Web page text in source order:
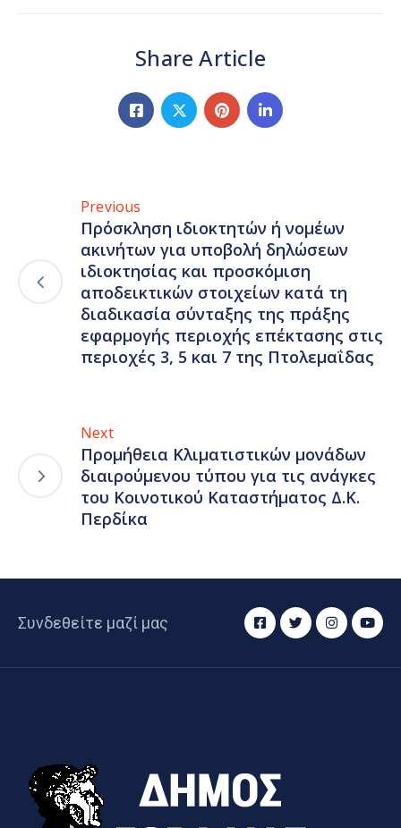
Share Article
Previous
Πρόσκληση ιδιοκτητών ή νομέων
ακινήτων για υποβολή δηλώσεων
ιδιοκτησίας και προσκόμιση
αποδεικτικών στοιχείων κατά τη
διαδικασία σύνταξης της πράξης
εφαρμογής περιοχής επέκτασης στις
περιοχές 3, 5 και 7 της Πτολεμαΐδας
Next
Προμήθεια Κλιματιστικών μονάδων
διαιρούμενου τύπου για τις ανάγκες
του Κοινοτικού Καταστήματος Δ.Κ.
Περδίκα
Συνδεθείτε μαζί μας